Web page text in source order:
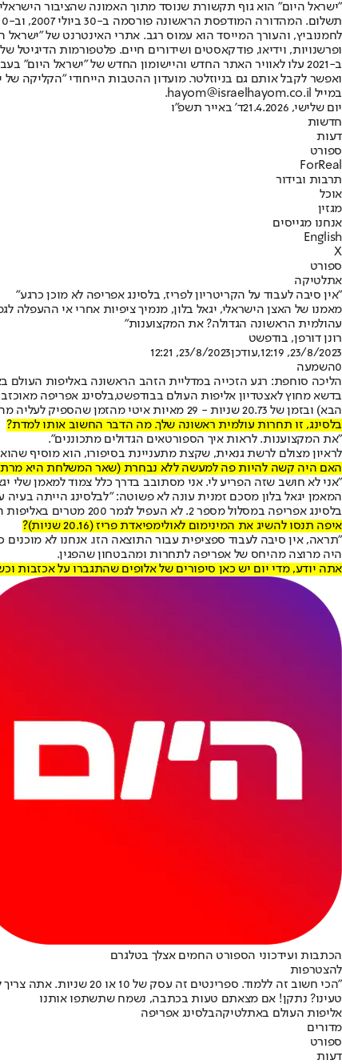
"ישראל היום" הוא גוף תקשורת שנוסד מתוך האמונה שהציבור הישראלי
ופרשנויות, וידיאו, פודקאסטים ושידורים חיים. פלטפורמות הדיגיטל
ב-2021 עלו לאוויר האתר החדש והיישומון החדש של "ישראל
ואפשר לקבל אותם גם בניוזלטר. מועדון ההטבות הייחודי "הקליקה
במייל hayom@israelhayom.co.il.
יום שלישי, 21.4.2026
ד' באייר תשפ"ו
חדשות
דעות
ספורט
ForReal
תרבות ובידור
אוכל
מגזין
אנחנו מגייסים
English
X
ספורט
אתלטיקה
"אין סיבה לעבוד על הקריטריון לפריז, בלסינג אפריפה לא מוכן כרגע"
עהולמית הראשונה הגדולה? את המקצוענות"
רונן דורפן, בודפשט
23/8/2023, 12:19
,עודכן23/8/2023, 12:21
0השמעה
הליכה סוחפת: רגע הזכייה במדליית הזהב הראשונה באליפות העולם
בדשא מחוץ לאצטדיון אליפות העולם בבודפשט,בלסינג אפריפה מאוכזב
הבא) ובזמן של 20.73 שניות - 29 מאיות איטי מהזמן שהספיק לעליה מה"כיסא החם" (המפסידים המהירים). המנצח במקצה היה אחד מכוכבי האליפות - מדליסט הכסף ב-100 מ׳ לטסיל טבוגו מבוטסואנה.
בלסינג, זו תחרות עולמית ראשונה שלך. מה הדבר החשוב אותו למדת?
"את המקצוענות. לראות איך הספורטאים הגדולים מתכוננים".
לראיון מצולם לרשת גנאית, שקצת מתעניינת בסיפורו, הוא מוסיף
האם היה קשה להיות פה למעשה ללא נבחרת (שאר המשלחת היא
"אני לא חושב שזה הפריע לי. אני מסתובב בדרך כלל צמוד למאמן שלי
המאמן יגאל בלון מסכם זמנית עונה לא פשוטה: "לבלסינג הייתה
בלסינג אפריפה במסלול מספר 2. לא העפיל לגמר 200 מטרים באליפות העולם,צילום: רויטרס
איפה תנסו להשיג את המינימום לאולימפיאדת פריז (20.16 שניות)?
"תראה, אין סיבה לעבוד ספציפית עבור התוצאה הזו. אנחנו לא
היה מרוצה מהיחס של אפריפה לתחרות ומהבטחון שהפגין.
אתה יודע, מדי יום יש כאן סיפורים של אלופים שהתגברו על אכזבות
הכתבות ועידכוני הספורט החמים אצלך בטלגרם
להצטרפות
"הכי חשוב זה ללמוד. ספרינטים זה עסק של 10 או 20 שניות. אתה צריך להימנע מכל טעות. צריך מזל בהגרלה ובתנאים (לאפריפה היה חוסר מזל מסויים במסלול ובתנאי הרוח במקצה שלו. אבל צריך לדעת שאין איך לתקן".
טעינו? נתקן! אם מצאתם טעות בכתבה, נשמח שתשתפו אותנו
אליפות העולם באתלטיקהבלסינג אפריפה
מדורים
ספורט
דעות